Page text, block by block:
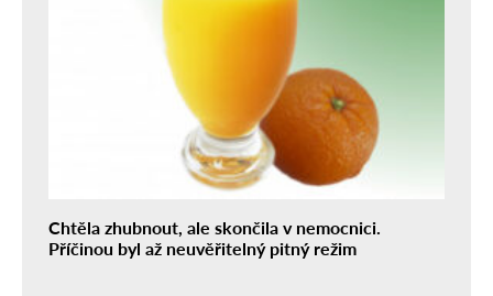
Chtěla zhubnout, ale skončila v nemocnici.
Příčinou byl až neuvěřitelný pitný režim